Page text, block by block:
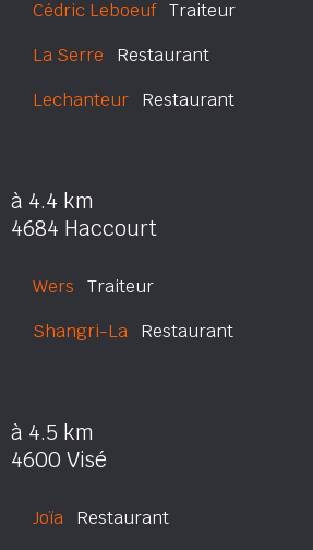
Cédric LeboeufTraiteur
La Serre Restaurant
Lechanteur Restaurant
à 4.4 km
4684 Haccourt
Wers Traiteur
Shangri-La Restaurant
à 4.5 km
4600 Visé
Joïa Restaurant